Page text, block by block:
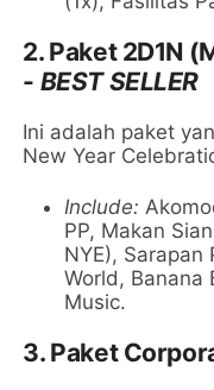
2. Paket 2D1N
- BEST SELLER
Ini adalah paket
New Year
Include:
PP, Makan
NYE), Sarapan
World, Banana
Music.
3. Paket